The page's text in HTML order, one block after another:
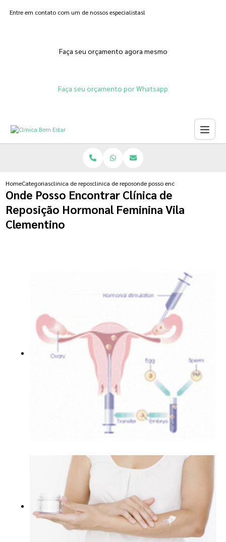
Entre em contato com um de nossos especialistas!
Faça seu orçamento agora mesmo
Faça seu orçamento por Whatsapp
HomeCategoriasclinica de reposicao hormonalclinica de reposicao de testosterona
onde posso encontrar clinica de
Onde Posso Encontrar Clínica de
Reposição Hormonal Feminina Vila
Clementino